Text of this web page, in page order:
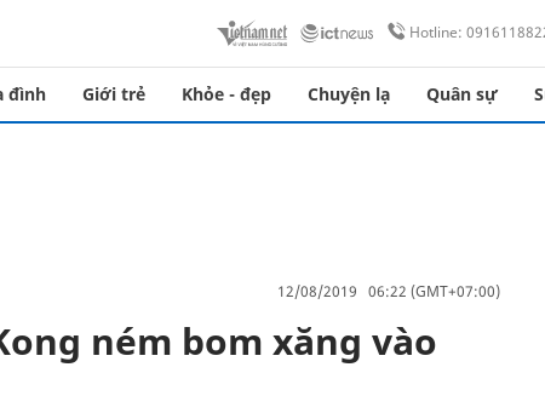
Hotline:
đình Giới trẻ Khỏe - đẹp Chuyện lạ Quân sự
12/08/2019 06:22 (GMT+07:00)
ném bom xăng vào